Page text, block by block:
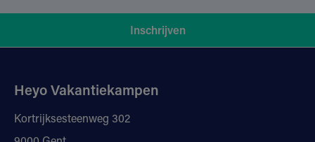
Inschrijven
Heyo Vakantiekampen
Kortrijksesteenweg 302